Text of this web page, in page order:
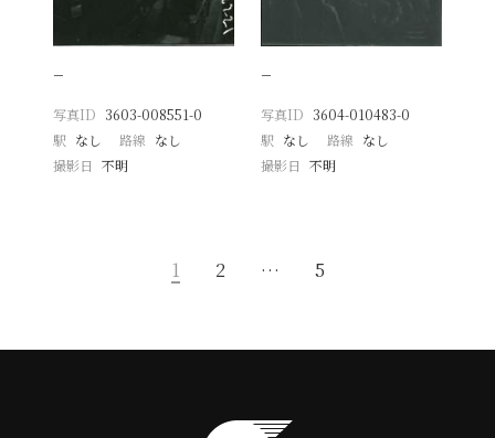
−
写真ID 3603-008551-0
駅 なし 路線 なし
撮影日
不明
−
写真ID 3604-010483-0
駅 なし 路線 なし
撮影日 不明
1 2 … 5